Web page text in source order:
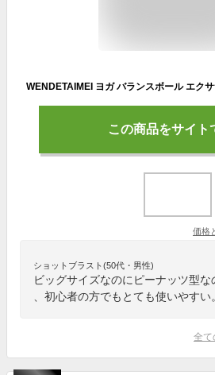
この商品をサイト
価格
ショットブラスト(50代・男性)
ビッグサイズなのにピーナッツ型
、初心者の方でもとても使いやすい。
全て